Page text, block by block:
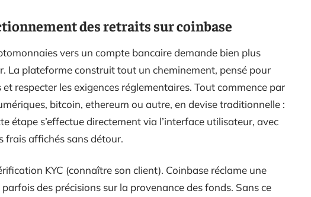
des retraits sur coinbase
vers un compte bancaire demande bien plus
La plateforme construit tout un cheminement, pensé pour
respecter les exigences réglementaires. Tout commence par
bitcoin, ethereum ou autre, en devise traditionnelle :
étape s’effectue directement via l’interface utilisateur, avec
frais affichés sans détour.
KYC (connaître son client). Coinbase réclame une
parfois des précisions sur la provenance des fonds. Sans ce